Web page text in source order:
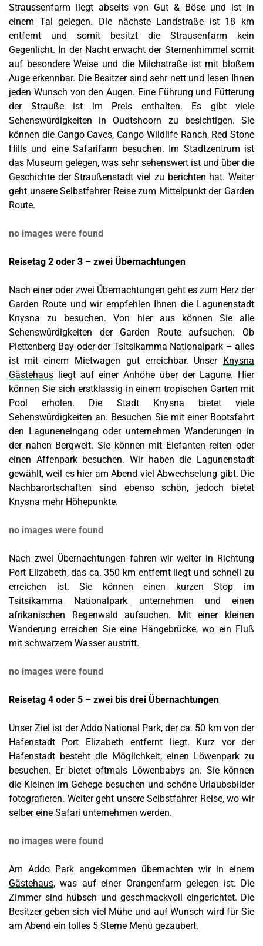
Straussenfarm liegt abseits von Gut & Böse und ist in
einem Tal gelegen. Die nächste Landstraße ist 18 km
entfernt und somit besitzt die Strausenfarm kein
Gegenlicht. In der Nacht erwacht der Sternenhimmel somit
auf besondere Weise und die Milchstraße ist mit bloßem
Auge erkennbar. Die Besitzer sind sehr nett und lesen Ihnen
jeden Wunsch von den Augen. Eine Führung und Fütterung
der Strauße ist im Preis enthalten. Es gibt viele
Sehenswürdigkeiten in Oudtshoorn zu besichtigen. Sie
können die Cango Caves, Cango Wildlife Ranch, Red Stone
Hills und eine Safarifarm besuchen. Im Stadtzentrum ist
das Museum gelegen, was sehr sehenswert ist und über die
Geschichte der Straußenstadt viel zu berichten hat. Weiter
geht unsere Selbstfahrer Reise zum Mittelpunkt der Garden
Route.
no images were found
Reisetag 2 oder 3 – zwei Übernachtungen
Nach einer oder zwei Übernachtungen geht es zum Herz der
Garden Route und wir empfehlen Ihnen die Lagunenstadt
Knysna zu besuchen. Von hier aus können Sie alle
Sehenswürdigkeiten der Garden Route aufsuchen. Ob
Plettenberg Bay oder der Tsitsikamma Nationalpark – alles
ist mit einem Mietwagen gut erreichbar. Unser Knysna
Gästehaus liegt auf einer Anhöhe über der Lagune. Hier
können Sie sich erstklassig in einem tropischen Garten mit
Pool erholen. Die Stadt Knysna bietet viele
Sehenswürdigkeiten an. Besuchen Sie mit einer Bootsfahrt
den Laguneneingang oder unternehmen Wanderungen in
der nahen Bergwelt. Sie können mit Elefanten reiten oder
einen Affenpark besuchen. Wir haben die Lagunenstadt
gewählt, weil es hier am Abend viel Abwechselung gibt. Die
Nachbarortschaften sind ebenso schön, jedoch bietet
Knysna mehr Höhepunkte.
no images were found
Nach zwei Übernachtungen fahren wir weiter in Richtung
Port Elizabeth, das ca. 350 km entfernt liegt und schnell zu
erreichen ist. Sie können einen kurzen Stop im
Tsitsikamma Nationalpark unternehmen und einen
afrikanischen Regenwald aufsuchen. Mit einer kleinen
Wanderung erreichen Sie eine Hängebrücke, wo ein Fluß
mit schwarzem Wasser austritt.
no images were found
Reisetag 4 oder 5 – zwei bis drei Übernachtungen
Unser Ziel ist der Addo National Park, der ca. 50 km von der
Hafenstadt Port Elizabeth entfernt liegt. Kurz vor der
Hafenstadt besteht die Möglichkeit, einen Löwenpark zu
besuchen. Er bietet oftmals Löwenbabys an. Sie können
die Kleinen im Gehege besuchen und schöne Urlaubsbilder
fotografieren. Weiter geht unsere Selbstfahrer Reise, wo wir
selber eine Safari unternehmen werden.
no images were found
Am Addo Park angekommen übernachten wir in einem
Gästehaus, was auf einer Orangenfarm gelegen ist. Die
Zimmer sind hübsch und geschmackvoll eingerichtet. Die
Besitzer geben sich viel Mühe und auf Wunsch wird für Sie
am Abend ein tolles 5 Sterne Menü gezaubert.